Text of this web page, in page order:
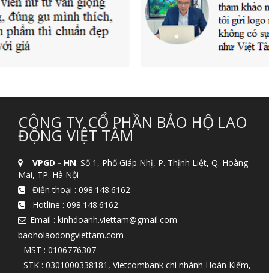
CÔNG TY CỔ PHẦN BẢO HỘ LAO
ĐỘNG VIỆT TÂM
VPGD - HN: Số 1, Phố Giáp Nhị, P. Thịnh Liệt, Q. Hoàng
Mai, TP. Hà Nội
Điện thoại : 098.148.6162
Hotline : 098.148.6162
Email : kinhdoanh.viettam@gmail.com
baoholaodongviettam.com
- MST : 0106776307
- STK : 0301000338181, Vietcombank chi nhánh Hoàn Kiếm,